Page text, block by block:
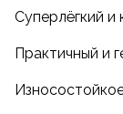
силикона.
1:2000.
максимальный
Суперлёгкий и
Практичный и